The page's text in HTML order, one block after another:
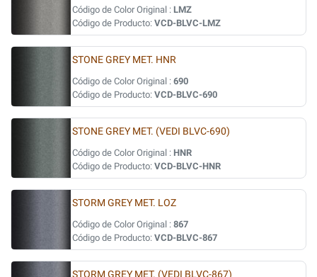
Código de Color Original : LMZ
Código de Producto: VCD-BLVC-LMZ
STONE GREY MET. HNR
Código de Color Original : 690
Código de Producto: VCD-BLVC-690
STONE GREY MET. (VEDI BLVC-690)
Código de Color Original : HNR
Código de Producto: VCD-BLVC-HNR
STORM GREY MET. LOZ
Código de Color Original : 867
Código de Producto: VCD-BLVC-867
STORM GREY MET. (VEDI BLVC-867)